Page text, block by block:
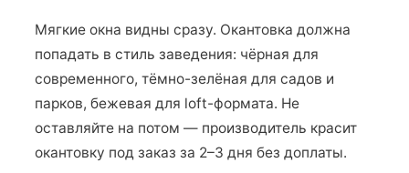
Мягкие окна видны сразу. Окантовка должна
попадать в стиль заведения: чёрная для
современного, тёмно-зелёная для садов и
парков, бежевая для loft-формата. Не
оставляйте на потом — производитель красит
окантовку под заказ за 2–3 дня без доплаты.